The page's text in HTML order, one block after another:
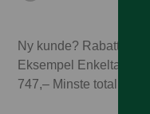
Ny kunde? Rabatten
Eksempel
747,– Minste totalpris